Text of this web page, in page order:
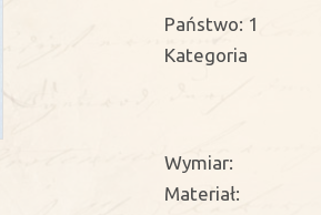
Państwo: 1
Kategoria
Wymiar:
Materiał: